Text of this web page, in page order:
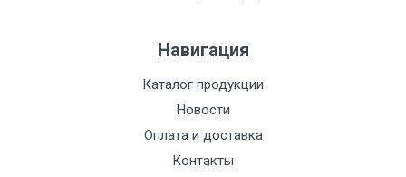
Навигация
Каталог продукции
Новости
Оплата и доставка
Контакты